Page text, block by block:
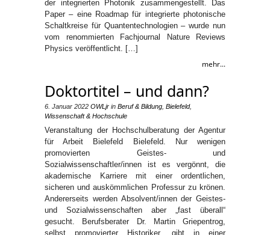
der integrierten Photonik zusammengestellt. Das
Paper – eine Roadmap für integrierte photonische
Schaltkreise für Quantentechnologien – wurde nun
vom renommierten Fachjournal Nature Reviews
Physics veröffentlicht. […]
mehr...
Doktortitel – und dann?
6. Januar 2022 OWLjr in Beruf & Bildung Bielefeld,
Wissenschaft & Hochschule
Veranstaltung der Hochschulberatung der Agentur
für Arbeit Bielefeld Bielefeld. Nur wenigen
promovierten Geistes- und
Sozialwissenschaftler/innen ist es vergönnt, die
akademische Karriere mit einer ordentlichen,
sicheren und auskömmlichen Professur zu krönen.
Andererseits werden Absolvent/innen der Geistes-
und Sozialwissenschaften aber „fast überall“
gesucht. Berufsberater Dr. Martin Griepentrog,
selbst promovierter Historiker, gibt in einer